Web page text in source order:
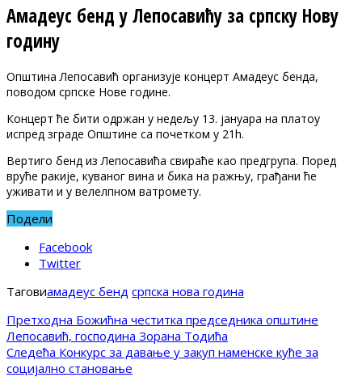
Амадеус бенд у Лепосавићу за српску Нову
годину
Општина Лепосавић организује концерт Амадеус бенда,
поводом српске Нове године.
Концерт ће бити одржан у недељу 13. јануара на платоу
испред зграде Општине са почетком у 21h.
Вертиго бенд из Лепосавића свираће као предгрупа. Поред
вруће ракије, куваног вина и бика на ражњу, грађани ће
уживати и у велелпном ватромету.
Подели
Facebook
Twitter
Таговиамадеус бенд српска нова година
Претходна Божићна честитка председника општине
Лепосавић, господина Зорана Тодића
Следећа Конкурс за давање у закуп наменске куће за
социјално становање